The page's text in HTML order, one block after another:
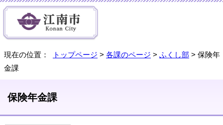
現在の位置： トップページ > 各課のページ > ふくし部 > 保険年
金課
保険年金課